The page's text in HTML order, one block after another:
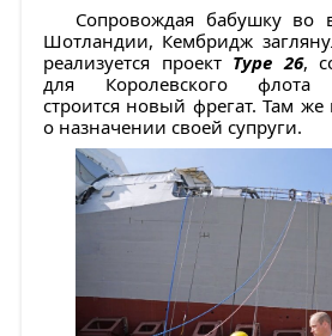
Сопровождая бабушку во
Шотландии, Кембридж
реализуется проект Type 26,
для Королевского флота
строится новый фрегат. Там
о назначении своей супруги.